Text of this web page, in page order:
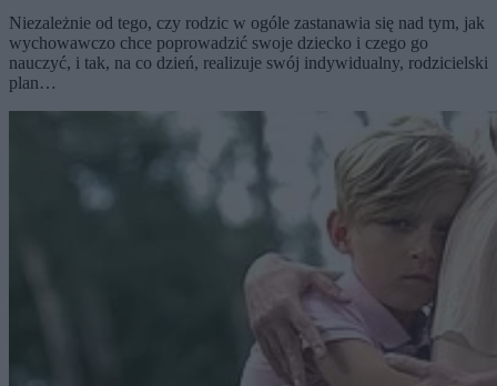
Niezależnie od tego, czy rodzic w ogóle zastanawia się nad tym, jak
wychowawczo chce poprowadzić swoje dziecko i czego go
nauczyć, i tak, na co dzień, realizuje swój indywidualny, rodzicielski
plan…